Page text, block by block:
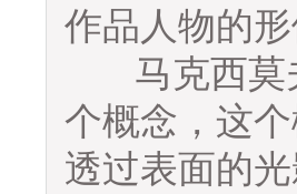
作品人物的
马克西莫夫
个概念，这
透过表面的